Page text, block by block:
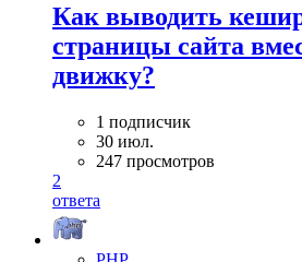
Как выводить
страницы сайта
движку?
1 подписчик
30 июл.
247 просмотров
2
ответа